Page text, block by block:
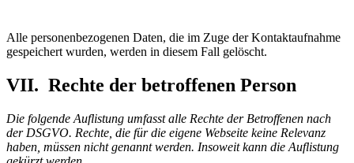
Alle personenbezogenen Daten, die im Zuge der Kontaktaufnahme
gespeichert wurden, werden in diesem Fall gelöscht.
VII. Rechte der betroffenen Person
Die folgende Auflistung umfasst alle Rechte der Betroffenen nach
der DSGVO. Rechte, die für die eigene Webseite keine Relevanz
haben, müssen nicht genannt werden. Insoweit kann die Auflistung